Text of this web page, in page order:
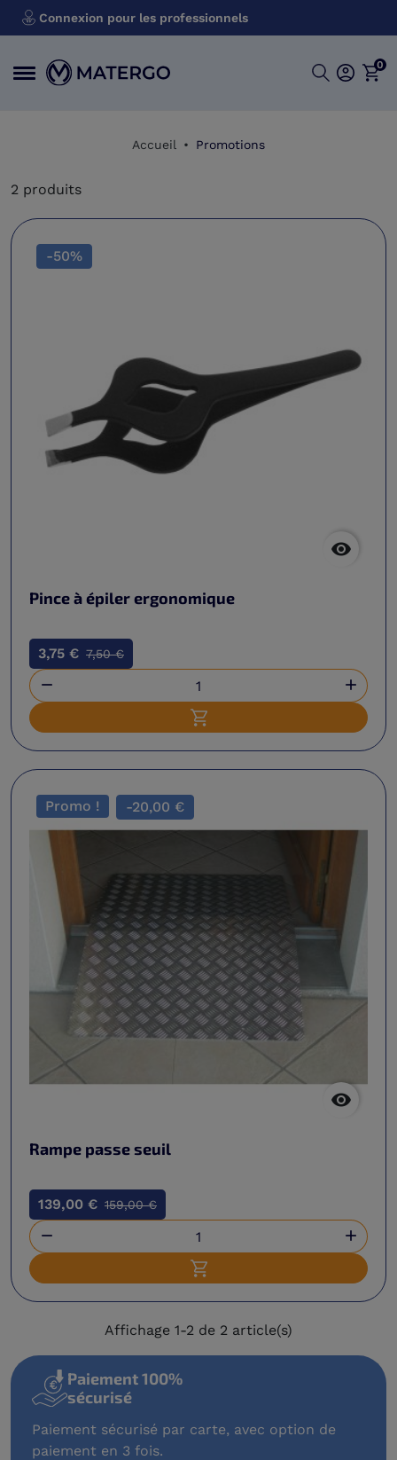
Connexion pour les professionnels
0
Accueil Promotions
2 produits
-50%

Pince à épiler ergonomique
3,75 € 7,50 €
 
Ajouter au panier
Promo ! -20,00 €

Rampe passe seuil
139,00 € 159,00 €
 
Ajouter au panier
Affichage 1-2 de 2 article(s)
Paiement 100%
sécurisé
Paiement sécurisé par carte, avec option de
paiement en 3 fois.